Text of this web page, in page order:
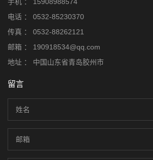
电话 ：
0532-85230370
传真 ：
0532-88262121
邮箱 ：
190918534@qq.com
地址 ：
中国山东省青岛胶州市
留言